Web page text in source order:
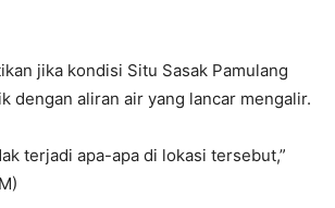
jika kondisi Situ Sasak Pamulang
dengan aliran air yang lancar mengalir.
terjadi apa-apa di lokasi tersebut,”